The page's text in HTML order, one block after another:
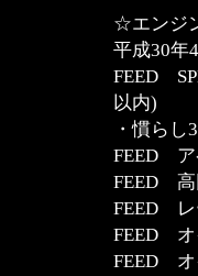
☆エンジ
平成30
FEED
以内)
・慣ら
FEED
FEED 高
FEED レ
FEED オ
FEED オ